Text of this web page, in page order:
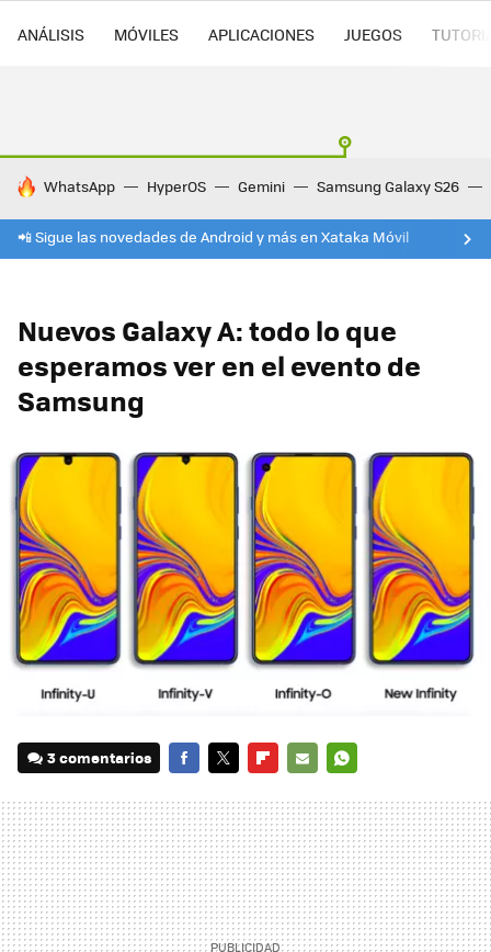
ANÁLISIS MÓVILES APLICACIONES JUEGOS
HOY SE HABLA DE
WhatsApp HyperOS Gemini Samsung Galaxy S26
📲 Sigue las novedades de Android y más en Xataka Móvil
Nuevos Galaxy A: todo lo que
esperamos ver en el evento de
Samsung
3 comentarios
MAIL